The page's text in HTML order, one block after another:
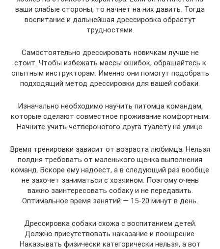
ваши слабые стороны, то начнет на них давить. Тогда
воспитание и дальнейшая дрессировка обрастут
трудностями.
Самостоятельно дрессировать новичкам лучше не
стоит. Чтобы избежать массы ошибок, обращайтесь к
опытным инструкторам. Именно они помогут подобрать
подходящий метод дрессировки для вашей собаки.
Изначально необходимо научить питомца командам,
которые сделают совместное проживание комфортным.
Начните учить четвероногого друга туалету на улице.
Время тренировки зависит от возраста любимца. Нельзя
полдня требовать от маленького щенка выполнения
команд. Вскоре ему надоест, а в следующий раз вообще
не захочет заниматься с хозяином. Поэтому очень
важно заинтересовать собаку и не передавить.
Оптимальное время занятий — 15-20 минут в день.
Дрессировка собаки схожа с воспитанием детей.
Должно присутствовать наказание и поощрение.
Наказывать физически категорически нельзя, а вот